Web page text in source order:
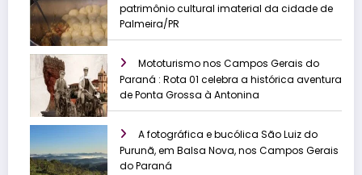
patrimônio cultural imaterial da cidade de
Palmeira/PR
Mototurismo nos Campos Gerais do
Paraná : Rota 01 celebra a histórica aventura
de Ponta Grossa à Antonina
A fotográfica e bucólica São Luiz do
Purunã, em Balsa Nova, nos Campos Gerais
do Paraná